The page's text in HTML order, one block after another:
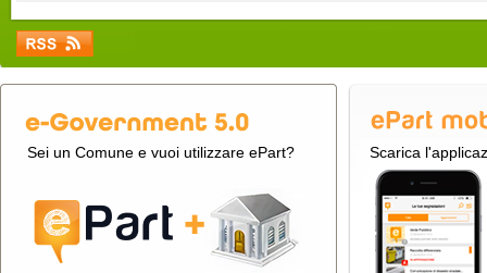
Sei un Comune e vuoi utilizzare ePart? Scarica